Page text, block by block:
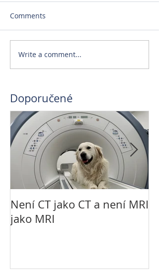
Comments
Write a comment...
Doporučené
Není CT jako CT a není MRI
jako MRI